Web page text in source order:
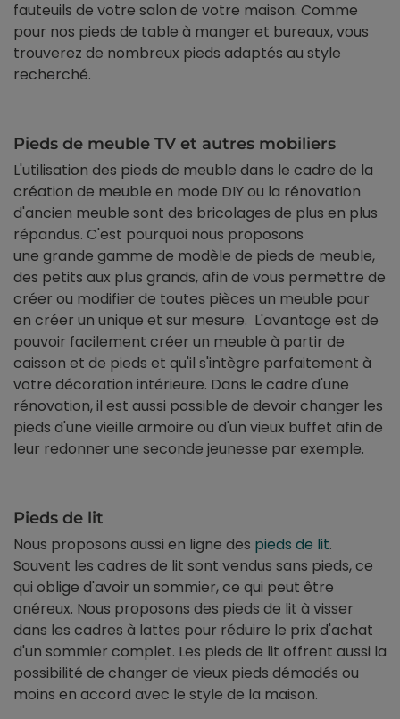
fauteuils de votre salon de votre maison. Comme
pour nos pieds de table à manger et bureaux, vous
trouverez de nombreux pieds adaptés au style
recherché.
Pieds de meuble TV et autres mobiliers
L'utilisation des pieds de meuble dans le cadre de la
création de meuble en mode DIY ou la rénovation
d'ancien meuble sont des bricolages de plus en plus
répandus. C'est pourquoi nous proposons
une grande gamme de modèle de pieds de meuble,
des petits aux plus grands, afin de vous permettre de
créer ou modifier de toutes pièces un meuble pour
en créer un unique et sur mesure. L'avantage est de
pouvoir facilement créer un meuble à partir de
caisson et de pieds et qu'il s'intègre parfaitement à
votre décoration intérieure. Dans le cadre d'une
rénovation, il est aussi possible de devoir changer les
pieds d'une vieille armoire ou d'un vieux buffet afin de
leur redonner une seconde jeunesse par exemple.
Pieds de lit
Nous proposons aussi en ligne des pieds de lit.
Souvent les cadres de lit sont vendus sans pieds, ce
qui oblige d'avoir un sommier, ce qui peut être
onéreux. Nous proposons des pieds de lit à visser
dans les cadres à lattes pour réduire le prix d'achat
d'un sommier complet. Les pieds de lit offrent aussi la
possibilité de changer de vieux pieds démodés ou
moins en accord avec le style de la maison.